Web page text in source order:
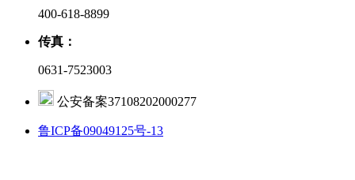
400-618-8899
传真：
0631-7523003
公安备案37108202000277
鲁ICP备09049125号-13